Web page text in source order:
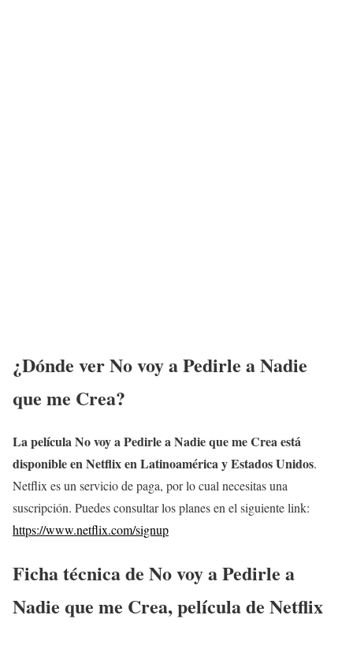
¿Dónde verNo voy a Pedirle a Nadie
que me Crea?
La películaNo voy a Pedirle a Nadie que me Creaestá
disponible en Netflix en Latinoamérica y Estados Unidos.
Netflix es un servicio de paga, por lo cual necesitas una
suscripción. Puedes consultar los planes en el siguiente link:
https://www.netflix.com/signup
Ficha técnica de No voy a Pedirle a
Nadie que me Crea, película de Netflix